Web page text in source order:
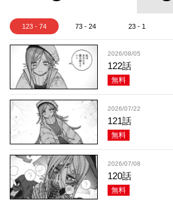
123 - 74 73 - 24 23 - 1
2026/08/05
122話
無料
2026/07/22
121話
無料
2026/07/08
120話
無料